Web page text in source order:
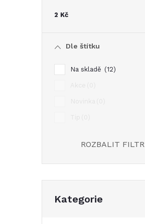
p
a
2 Kč
Dle štítku
Na skladě 12
ROZBALIT FILTR
kategorie
Kategorie